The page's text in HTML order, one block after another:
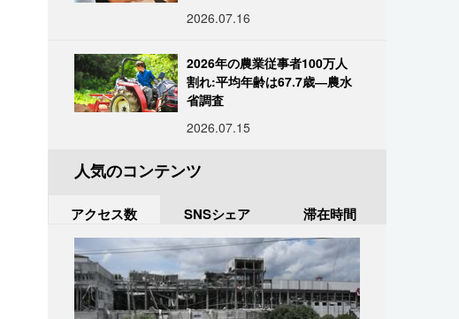
2026.07.16
2026年の農業従事者100万人
割れ:平均年齢は67.7歳―農水
省調査
2026.07.15
人気のコンテンツ
アクセス数 SNSシェア 滞在時間